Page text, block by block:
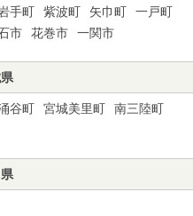
手町 紫波町 矢巾町
一戸町
市 花巻市 一関市
谷町 宮城美里町
南三陸町